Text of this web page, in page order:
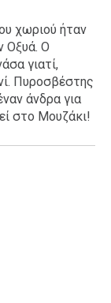
χωριού ήταν
Οξυά. Ο
γιατί,
Πυροσβέστης
άνδρα για
στο Μουζάκι!